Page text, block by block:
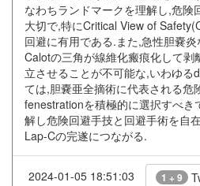
なわちランドマークを理解し,危険
大切で,特にCritical View of
回避に有用である.また,急性胆嚢
Calotの三角が線維化瘢痕化して剥
立させることが不可能な,いわゆ
ては,胆嚢亜全摘術に代表される危
fenestrationを積極的に選択すべき
解し危険回避手技と回避手術を自
Lap-Cの完遂につながる.
2024-01-05 18:51:03 1 + 9